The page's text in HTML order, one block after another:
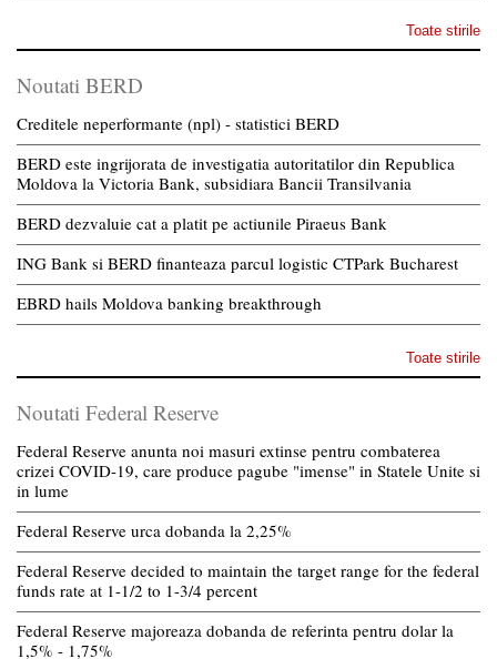
Toate stirile
Noutati BERD
Creditele neperformante (npl) - statistici BERD
BERD este ingrijorata de investigatia autoritatilor din Republica
Moldova la Victoria Bank, subsidiara Bancii Transilvania
BERD dezvaluie cat a platit pe actiunile Piraeus Bank
ING Bank si BERD finanteaza parcul logistic CTPark Bucharest
EBRD hails Moldova banking breakthrough
Toate stirile
Noutati Federal Reserve
Federal Reserve anunta noi masuri extinse pentru combaterea
crizei COVID-19, care produce pagube "imense" in Statele Unite si
in lume
Federal Reserve urca dobanda la 2,25%
Federal Reserve decided to maintain the target range for the federal
funds rate at 1-1/2 to 1-3/4 percent
Federal Reserve majoreaza dobanda de referinta pentru dolar la
1,5% - 1,75%